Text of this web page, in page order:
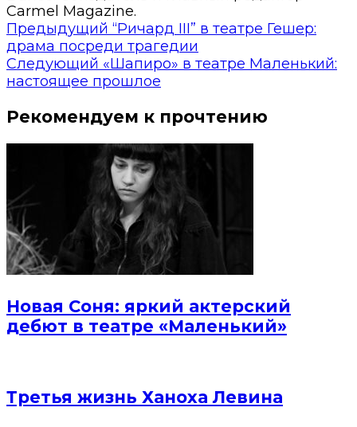
Carmel Magazine.
Предыдущий “Ричард III” в театре Гешер:
драма посреди трагедии
Следующий «Шапиро» в театре Маленький:
настоящее прошлое
Рекомендуем к прочтению
Новая Соня: яркий актерский
дебют в театре «Маленький»
Третья жизнь Ханоха Левина